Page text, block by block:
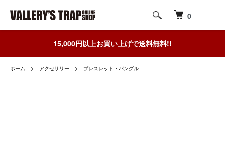
0
15,000円以上お買い上げで送料無料!!
ホーム アクセサリー ブレスレット・バングル